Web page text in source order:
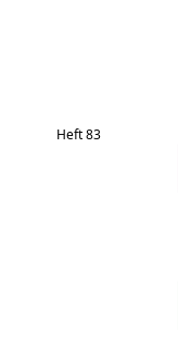
Heft 83